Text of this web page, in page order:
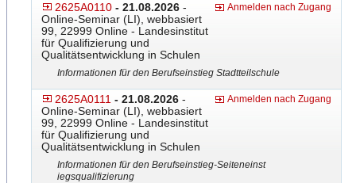
2625A0110 - 21.08.2026 -
Online-Seminar (LI), webbasiert
99, 22999 Online - Landesinstitut
für Qualifizierung und
Qualitätsentwicklung in Schulen
Anmelden nach Zugang
Informationen für den Berufseinstieg Stadtteilschule
2625A0111 - 21.08.2026 -
Online-Seminar (LI), webbasiert
99, 22999 Online - Landesinstitut
für Qualifizierung und
Qualitätsentwicklung in Schulen
Anmelden nach Zugang
Informationen für den Berufseinstieg-Seiteneinst
iegsqualifizierung